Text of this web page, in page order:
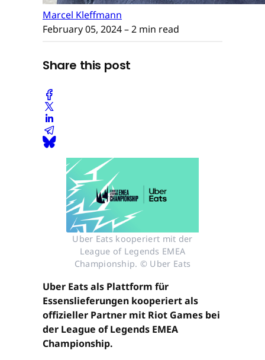
Marcel Kleffmann
February 05, 2024– 2 min read
Share this post
Uber Eats kooperiert mit der
League of Legends EMEA
Championship. © Uber Eats
Uber Eats als Plattform für
Essenslieferungen kooperiert als
offizieller Partner mit Riot Games bei
der League of Legends EMEA
Championship.